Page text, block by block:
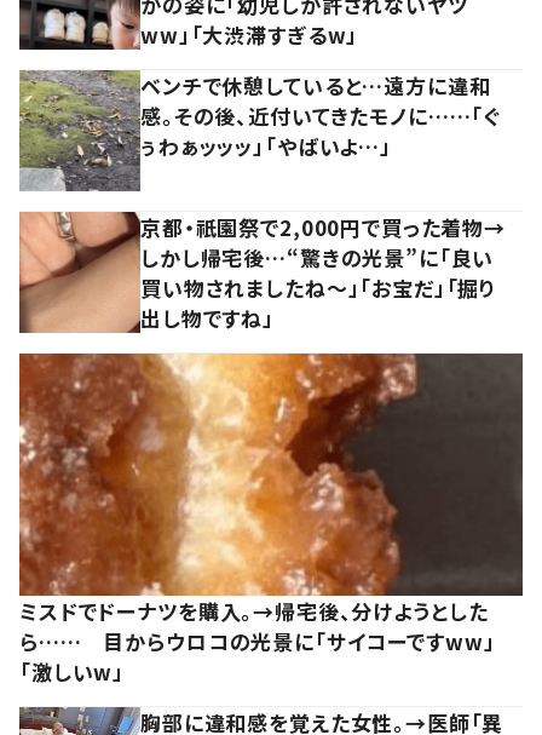
ww」「大渋滞すぎるw」
ベンチで休憩していると…遠方に違和
感。その後、近付いてきたモノに……「ぐ
ぅわぁッッッ」「やばいよ…」
京都・祇園祭で2,000円で買った着物→
しかし帰宅後…“驚きの光景”に「良い
買い物されましたね～」「お宝だ」「掘り
出し物ですね」
ミスドでドーナツを購入。→帰宅後、分けようとした
ら…… 目からウロコの光景に「サイコーですww」
「激しいw」
胸部に違和感を覚えた女性。→医師「異